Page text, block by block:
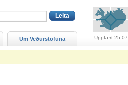
Um Veðurstofuna Uppfært 25.07